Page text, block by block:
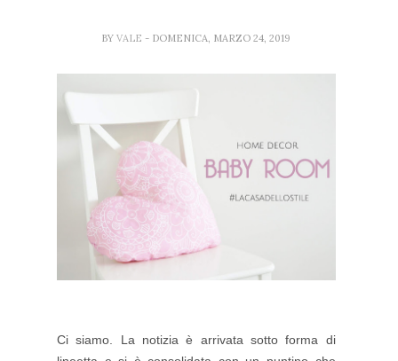
BYVALE - DOMENICA, MARZO 24, 2019
Ci siamo. La notizia è arrivata sotto forma di